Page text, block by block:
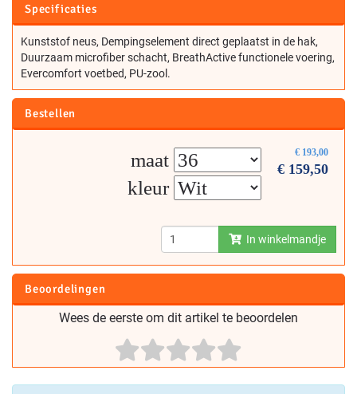
Specificaties
Kunststof neus, Dempingselement direct geplaatst in de hak,
Duurzaam microfiber schacht, BreathActive functionele voering,
Evercomfort voetbed, PU-zool.
Bestellen
€ 193,00
€ 159,50
maat
kleur
In winkelmandje
Beoordelingen
Wees de eerste om dit artikel te beoordelen